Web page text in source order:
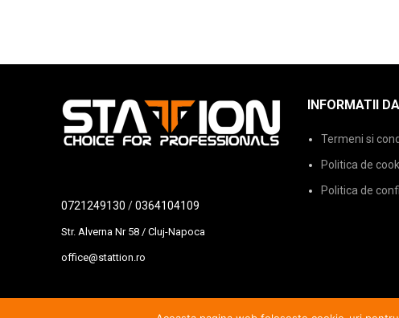
0721249130 /0364104109
Str. Alverna Nr 58 / Cluj-Napoca
office@stattion.ro
INFORMATII
Termeni si
Politica de
Politica de